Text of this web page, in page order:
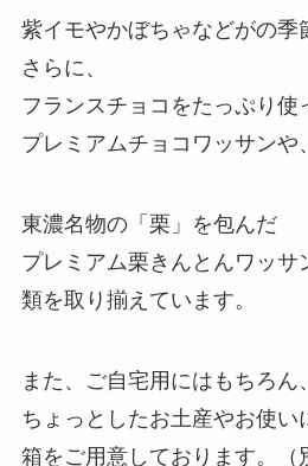
紫イモやかぼちゃなどがの季
さらに、
フランスチョコをたっぷり使
プレミアムチョコワッサンや、
東濃名物の「栗」を包んだ
プレミアム栗きんとんワッサ
類を取り揃えています。
また、ご自宅用にはもちろん、
ちょっとしたお土産やお使い
箱をご用意しております。（